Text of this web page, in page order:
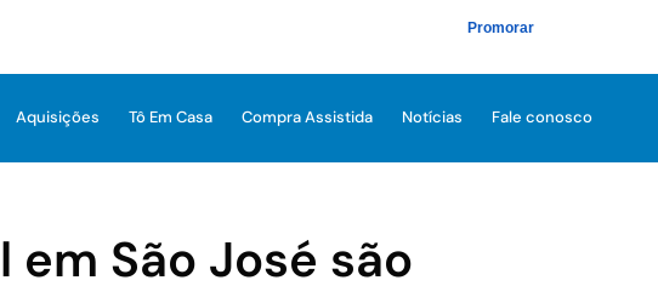
Promorar
Aquisições Tô Em Casa Compra Assistida Notícias Fale conosco
São José são